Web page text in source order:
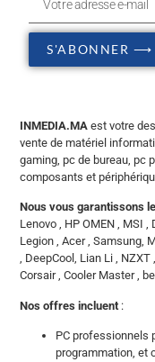
S'ABONNER ⟶
INMEDIA.MA est votre
vente de matériel
gaming, pc de bureau, pc
composants et
Nous vous garantissons
Lenovo , HP OMEN , MSI ,
Legion , Acer , Samsung,
, DeepCool, Lian Li , NZXT
Corsair , Cooler Master ,
Nos offres incluent :
PC professionnels
programmation, et